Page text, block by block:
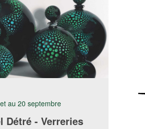
au 20 septembre
Détré - Verreries